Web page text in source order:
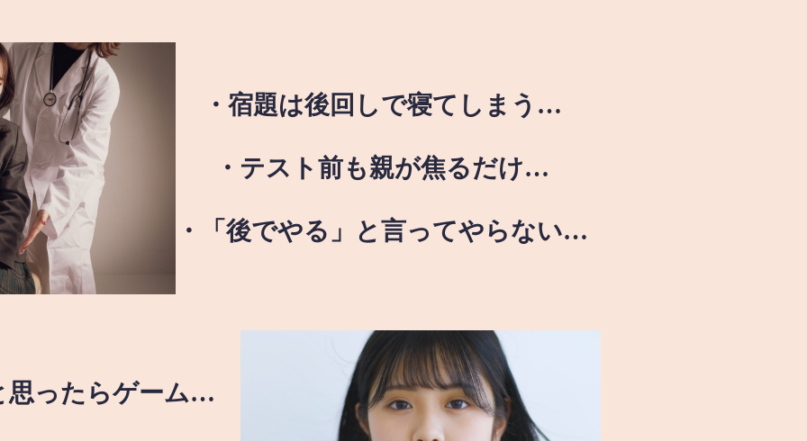
・宿題は後回しで寝てしまう…
・テスト前も親が焦るだけ…
・「後でやる」と言ってやらない…
思ったらゲーム…